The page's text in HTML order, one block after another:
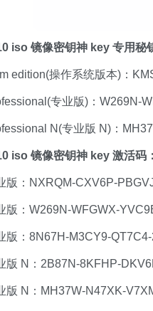
iso 镜像密钥神 key 专用秘
edition(操作系统版本)：
专业版)：W269N-
N(专业版 N)：
iso 镜像密钥神 key 激活码：
版：NXRQM-CXV6P-
版：W269N-WFGWX-
版：8N67H-M3CY9-
版 N：2B87N-8KFHP-
版 N：MH37W-N47XK-